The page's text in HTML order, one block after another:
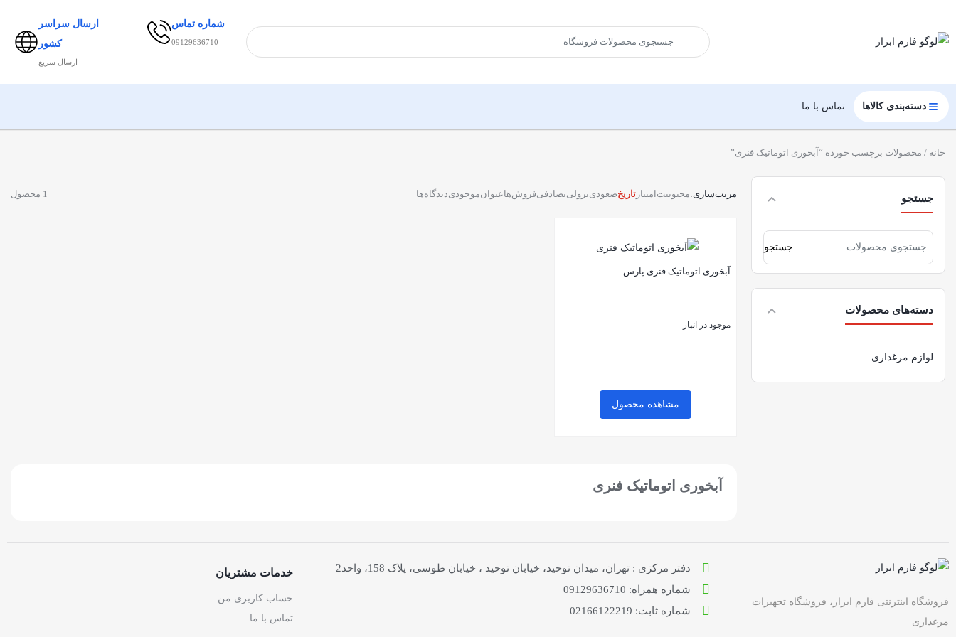
شماره تماس
09129636710
ارسال سراسر
کشور
ارسال سریع
دسته‌بندی کالاها تماس با ما
خانه / محصولات برچسب خورده “آبخوری اتوماتیک فنری”
جستجو
جستجو
دسته‌های محصولات
لوازم مرغداری
1 محصول مرتب‌سازی:محبوبیت امتیازتاریخصعودینزولیتصادفیفروش‌هاعنوانموجودیدیدگاه‌ها
آبخوری اتوماتیک فنری پارس
موجود در انبار
مشاهده محصول
آبخوری اتوماتیک فنری
فروشگاه اینترنتی فارم ابزار، فروشگاه تجهیزات
مرغداری
دفتر مرکزی : تهران، میدان توحید، خیابان توحید ، خیابان طوسی، پلاک 158، واحد2
شماره همراه: 09129636710
شماره ثابت: 02166122219
خدمات مشتریان
حساب کاربری من
تماس با ما